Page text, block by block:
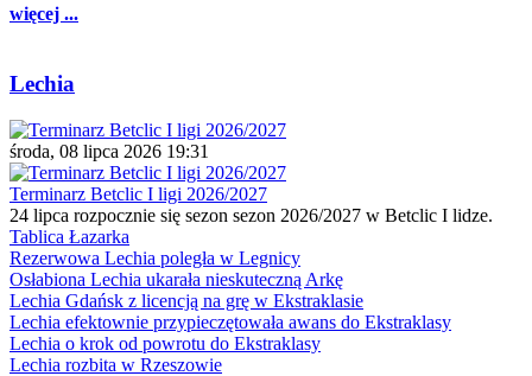
więcej ...
Lechia
środa, 08 lipca 2026 19:31
Terminarz Betclic I ligi 2026/2027
24 lipca rozpocznie się sezon sezon 2026/2027 w Betclic I lidze.
Tablica Łazarka
Rezerwowa Lechia poległa w Legnicy
Osłabiona Lechia ukarała nieskuteczną Arkę
Lechia Gdańsk z licencją na grę w Ekstraklasie
Lechia efektownie przypieczętowała awans do Ekstraklasy
Lechia o krok od powrotu do Ekstraklasy
Lechia rozbita w Rzeszowie